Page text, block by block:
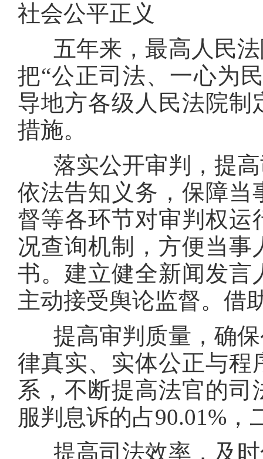
社会公平正义
五年来，最高人民法
把“公正司法、一心为
导地方各级人民法院
措施。
落实公开审判，提高
依法告知义务，保障当
督等各环节对审判权
况查询机制，方便当
书。建立健全新闻发言
主动接受舆论监督。借
提高审判质量，确保
律真实、实体公正与程
系，不断提高法官的
服判息诉的占90.01%，
提高司法效率，及时